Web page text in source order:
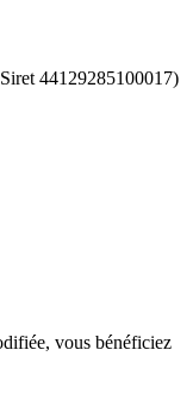
44129285100017)
vous bénéficiez